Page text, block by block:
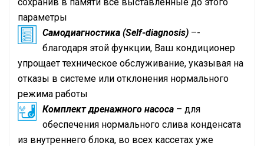
параметры
Самодиагностика (Self-diagnosis) –-
благодаря этой функции, Ваш кондиционер
упрощает техническое обслуживание, указывая на
отказы в системе или отклонения нормального
режима работы
Комплект дренажного насоса – для
обеспечения нормального слива конденсата
из внутреннего блока, во всех кассетах уже